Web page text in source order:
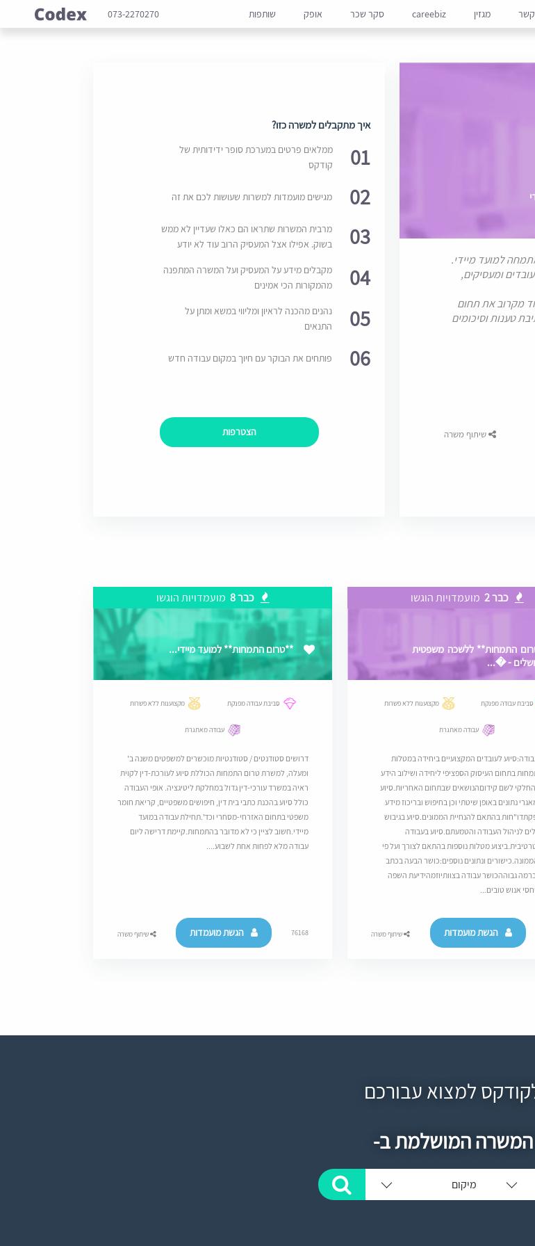
קשר מגזין careebiz סקר שכר אופק שותפות 073-2270270
למועד מיידי.
ומעסיקים,
מקרוב את תחום
טענות וסיכומים
שיתוף משרה
איך מתקבלים למשרה כזו?
01
ממלאים פרטים במערכת סופר ידידותית של
קודקס
02 מגישים מועמדות למשרות שעושות לכם את זה
03
מרבית המשרות שתראו הם כאלו שעדיין לא ממש
בשוק. אפילו אצל המעסיק הרוב עוד לא יודע
04
מקבלים מידע על המעסיק ועל המשרה המתפנה
מהמקורות הכי אמינים
05
נהנים מהכנה לראיון ומליווי במשא ומתן על
התנאים
06 פותחים את הבוקר עם חיוך במקום עבודה חדש
הצטרפות
כבר 2 מועמדויות הוגשו
התמחות** ללשכה משפטית
- �...
סביבת עבודה מפנקת מקצוענות ללא פשרות
עבודה מאתגרת
לעובדים המקצועיים ביחידה במטלות
בתחום העיסוק הספציפי ליחידה ושילוב הידע
לשם קידוםהנושאים שבתחום האחריות.סיוע
נתונים באופן שיטתי וכן בחיפוש ובריכוז מידע
בהתאם להנחיית הממונים.סיוע בגיבוש
לניהול העבודה והטמעתם.סיוע בעבודה
מטלות נוספות בהתאם לצורך ועל פי
ונתונים נוספים:כושר הבעה בכתב
גבוההכושר עבודה בצוותיוזמהידיעת השפה
אנוש טובים...
הגשת מועמדות שיתוף משרה
כבר 8 מועמדויות הוגשו
**טרום התמחות** למועד מיידי...
סביבת עבודה מפנקת מקצוענות ללא פשרות
עבודה מאתגרת
דרושים סטודנטים / סטודנטיות מוכשרים למשפטים משנה ב'
ומעלה, למשרת טרום התמחות הכוללת סיוע לעורכת-דין לקוית
ראיה במשרד עורכי-דין גדול במחלקת ליטיגציה. אופי העבודה
כולל סיוע בהכנת כתבי בית דין, חיפושים משפטיים, קריאת חומר
משפטי בתחום האזרחי-מסחרי וכד'.תחילת עבודה במועד
מיידי.חשוב לציין כי לא מדובר בהתמחות.קיימת דרישה ליום
עבודה מלא לפחות אחת לשבוע....
76168 הגשת מועמדות שיתוף משרה
למצוא עבורכם
המושלמת ב-
מיקום